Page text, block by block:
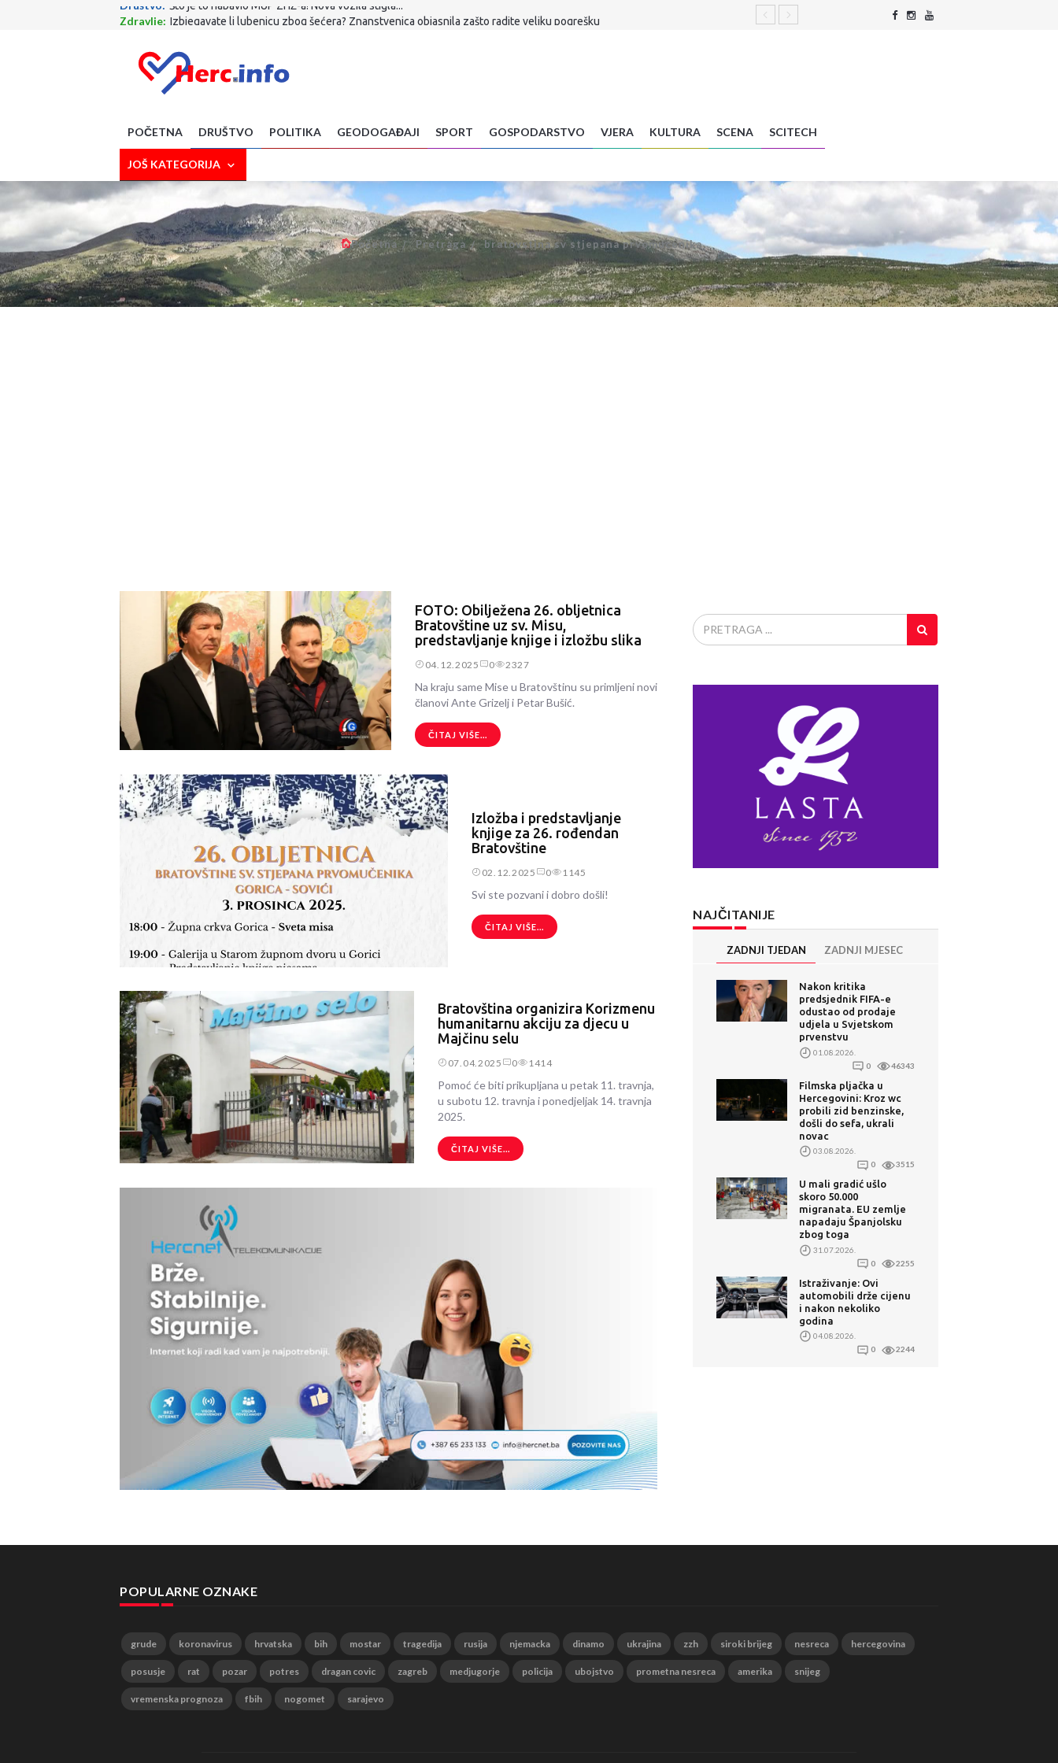
Zdravlje: Izbjegavate li lubenicu zbog šećera? Znanstvenica objasnila zašto radite veliku pogrešku
Sport:
Poljoprivreda: Suša prijeti novim poskupljenjima hrane: Vrućine već uništavaju usjeve diljem BiH
Kultura: Knjiga ''Sin – Priča o Toniju'' predstavljena u Ljubuškom VIDEO
Gospodarstvo :
Kultura: RAMA: Uoči Oluje, Rumbočani postavljaju mural svojim vitezovima
Društvo: Tradicionalnom budnicom u Kninu počela proslava 31. obljetnice Oluje
Društvo:
POČETNA DRUŠTVO POLITIKA GEODOGAĐAJI SPORT GOSPODARSTVO VJERA KULTURA SCENA SCITECH
JOŠ KATEGORIJA
Početna Pretraga bratovstina sv stjepana prvomucenika
FOTO: Obilježena 26. obljetnica
Bratovštine uz sv. Misu,
predstavljanje knjige i izložbu slika
04.12.2025 0 2327
Na kraju same Mise u Bratovštinu su primljeni novi
članovi Ante Grizelj i Petar Bušić.
ČITAJ VIŠE...
Izložba i predstavljanje
knjige za 26. rođendan
Bratovštine
02.12.2025 0 1145
Svi ste pozvani i dobro došli!
ČITAJ VIŠE...
Bratovština organizira Korizmenu
humanitarnu akciju za djecu u
Majčinu selu
07.04.2025 0 1414
Pomoć će biti prikupljana u petak 11. travnja,
u subotu 12. travnja i ponedjeljak 14. travnja
2025.
ČITAJ VIŠE...
NAJČITANIJE
ZADNJI TJEDAN ZADNJI MJESEC
Nakon kritika
predsjednik FIFA-e
odustao od prodaje
udjela u Svjetskom
prvenstvu
01.08.2026.
0
46343
Filmska pljačka u
Hercegovini: Kroz wc
probili zid benzinske,
došli do sefa, ukrali
novac
03.08.2026.
0
3515
U mali gradić ušlo
skoro 50.000
migranata. EU zemlje
napadaju Španjolsku
zbog toga
31.07.2026.
0
2255
Istraživanje: Ovi
automobili drže cijenu
i nakon nekoliko
godina
04.08.2026.
0
2244
POPULARNE OZNAKE
grude koronavirus hrvatska bih mostar tragedija rusija njemacka dinamo ukrajina zzh siroki brijeg nesreca hercegovina
posusje rat pozar potres dragan covic zagreb medjugorje policija ubojstvo prometna nesreca amerika snijeg
vremenska prognoza fbih nogomet sarajevo